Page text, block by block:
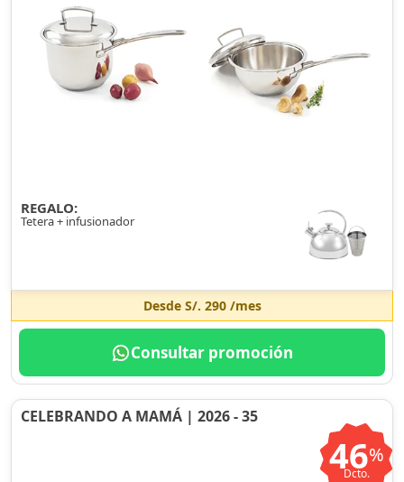
REGALO:
Tetera + infusionador
Desde S/. 290/mes
Consultar promoción
CELEBRANDO A MAMÁ | 2026 - 35
46%
Dcto.